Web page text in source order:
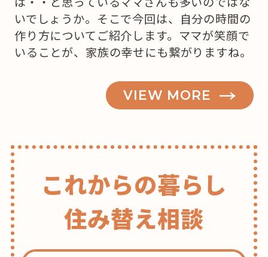
いでしょうか。そこで今回は、自分の時間の
作り方についてご紹介します。ママが笑顔で
いることが、家族の幸せにも繋がりますね。
VIEW MORE
これからの暮らし
住み替え相談